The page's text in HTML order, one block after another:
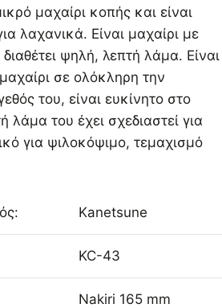
μαχαίρι κοπής και είναι
λαχανικά. Είναι μαχαίρι με
ψηλή, λεπτή λάμα. Είναι
σε ολόκληρη την
του, είναι ευκίνητο στο
του έχει σχεδιαστεί για
για ψιλοκόψιμο, τεμαχισμό
Kanetsune
KC-43
Nakiri 165 mm